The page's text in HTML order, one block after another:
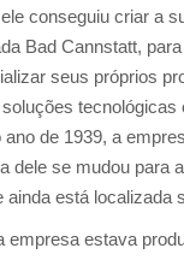
conseguiu criar a
Bad Cannstatt,
seus próprios
tecnológicas
de 1939, a
dele se mudou para
ainda está localizada
empresa estava